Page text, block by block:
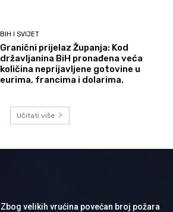
BIH I SVIJET
Granični prijelaz Županja: Kod
državljanina BiH pronađena veća
količina neprijavljene gotovine u
eurima, francima i dolarima.
Učitati više
Zbog velikih vrućina povećan broj požara